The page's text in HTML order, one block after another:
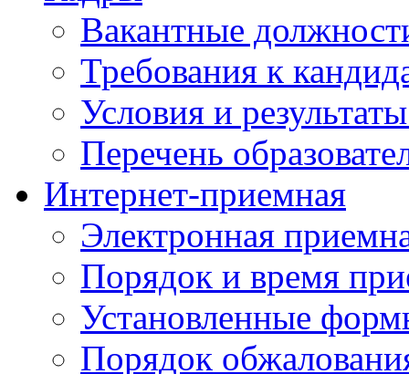
Вакантные
Требования к
Условия и
Перечень
Интернет-приемная
Электронная
Порядок и время
Установленные
Порядок